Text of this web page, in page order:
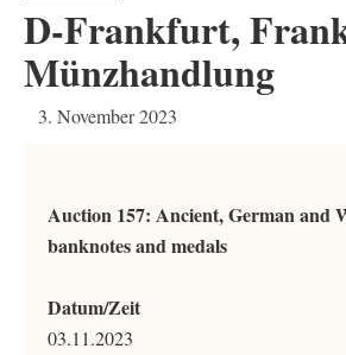
D-Frankfurt,
Münzhandlung
3. November 2023
Auction 157: Ancient, German and
banknotes and medals
Datum/Zeit
03.11.2023